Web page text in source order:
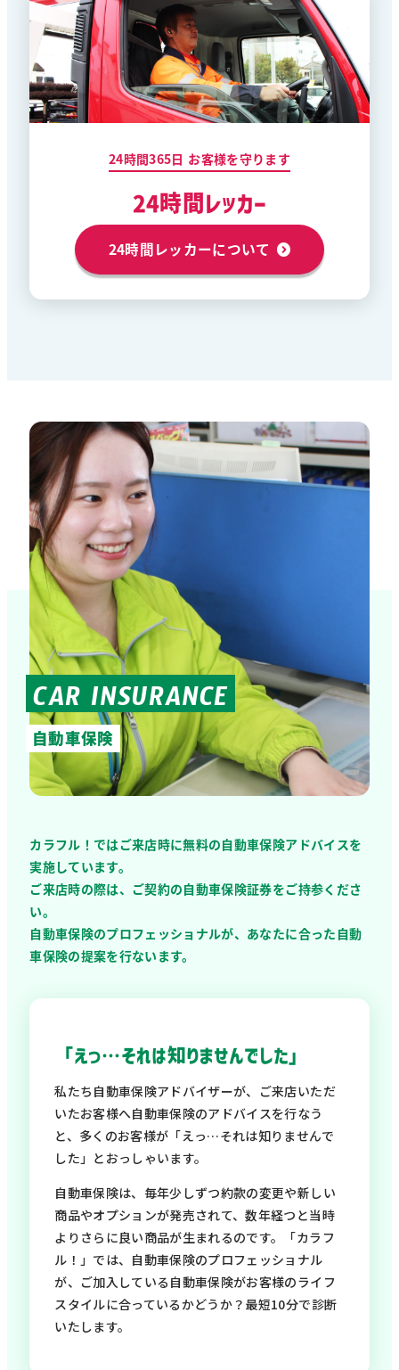
24時間365日 お客様を守ります
24時間レッカー
24時間レッカーについて
CAR INSURANCE
自動車保険
カラフル！ではご来店時に無料の自動車保険アドバイスを
実施しています。
ご来店時の際は、ご契約の自動車保険証券をご持参くださ
い。
自動車保険のプロフェッショナルが、あなたに合った自動
車保険の提案を行ないます。
「えっ…それは知りませんでした」
私たち自動車保険アドバイザーが、ご来店いただ
いたお客様へ自動車保険のアドバイスを行なう
と、多くのお客様が「えっ…それは知りませんで
した」とおっしゃいます。
自動車保険は、毎年少しずつ約款の変更や新しい
商品やオプションが発売されて、数年経つと当時
よりさらに良い商品が生まれるのです。「カラフ
ル！」では、自動車保険のプロフェッショナル
が、ご加入している自動車保険がお客様のライフ
スタイルに合っているかどうか？最短10分で診断
いたします。